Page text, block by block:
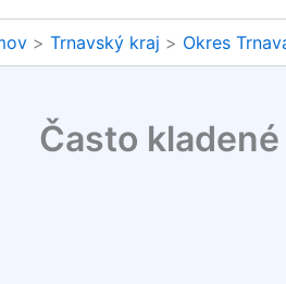
Trnavský kraj Okres
Často